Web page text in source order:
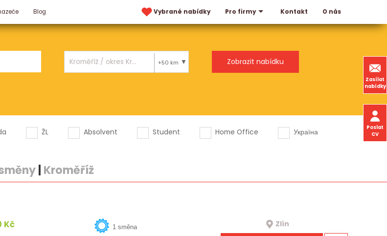
Blog Vybrané nabídky Pro firmy Kontakt O nás
Zasílat
nabídky
Poslat
CV
+50 km
ŽL Absolvent Student Home Office
Україна
| Kroměříž
Kč 1 směna Zlín